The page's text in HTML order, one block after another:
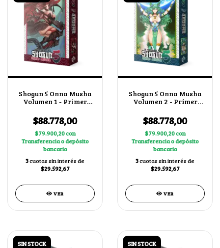
Shogun 5 Onna Musha
Volumen 1 - Primer
$88.778,00
$79.900,20con
Transferencia o depósito
bancario
3cuotas sin interés de
$29.592,67
VER
Shogun 5 Onna Musha
Volumen 2 - Primer
$88.778,00
$79.900,20con
Transferencia o depósito
bancario
3cuotas sin interés de
$29.592,67
VER
SIN STOCK SIN STOCK